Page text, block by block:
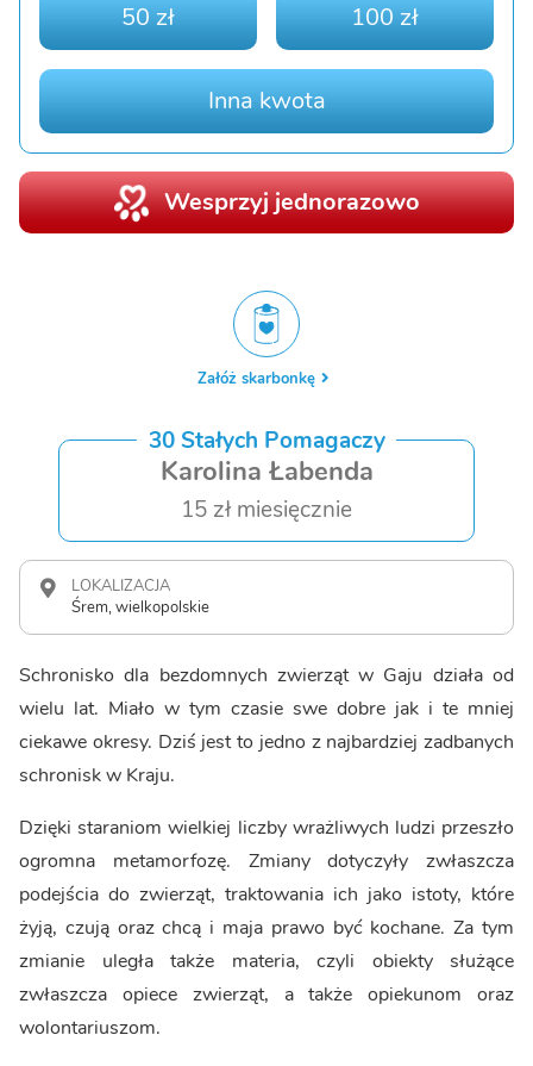
50 zł 100 zł
Inna kwota
Wesprzyj jednorazowo
Załóż skarbonkę
30 Stałych Pomagaczy
Karolina Łabenda
15 zł miesięcznie
LOKALIZACJA
Śrem, wielkopolskie
Schronisko dla bezdomnych zwierząt w Gaju działa od
wielu lat. Miało w tym czasie swe dobre jak i te mniej
ciekawe okresy. Dziś jest to jedno z najbardziej zadbanych
schronisk w Kraju.
Dzięki staraniom wielkiej liczby wrażliwych ludzi przeszło
ogromna metamorfozę. Zmiany dotyczyły zwłaszcza
podejścia do zwierząt, traktowania ich jako istoty, które
żyją, czują oraz chcą i maja prawo być kochane. Za tym
zmianie uległa także materia, czyli obiekty służące
zwłaszcza opiece zwierząt, a także opiekunom oraz
wolontariuszom.